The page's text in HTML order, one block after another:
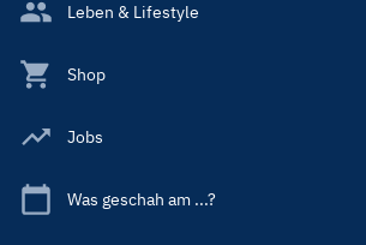
Leben & Lifestyle
Shop
Jobs
Was geschah am ...?